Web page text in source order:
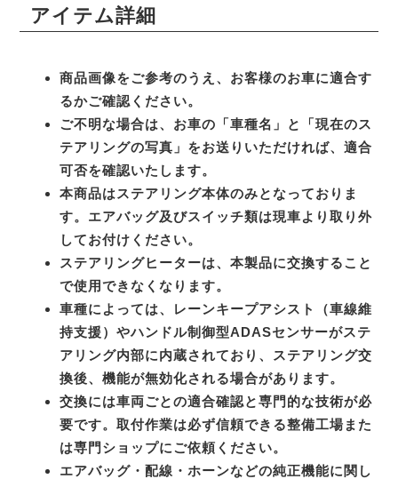
アイテム詳細
商品画像をご参考のうえ、お客様のお車に適合す
るかご確認ください。
ご不明な場合は、お車の「車種名」と「現在のス
テアリングの写真」をお送りいただければ、適合
可否を確認いたします。
本商品はステアリング本体のみとなっておりま
す。エアバッグ及びスイッチ類は現車より取り外
してお付けください。
ステアリングヒーターは、本製品に交換すること
で使用できなくなります。
車種によっては、レーンキープアシスト（車線維
持支援）やハンドル制御型ADASセンサーがステ
アリング内部に内蔵されており、ステアリング交
換後、機能が無効化される場合があります。
交換には車両ごとの適合確認と専門的な技術が必
要です。取付作業は必ず信頼できる整備工場また
は専門ショップにご依頼ください。
エアバッグ・配線・ホーンなどの純正機能に関し